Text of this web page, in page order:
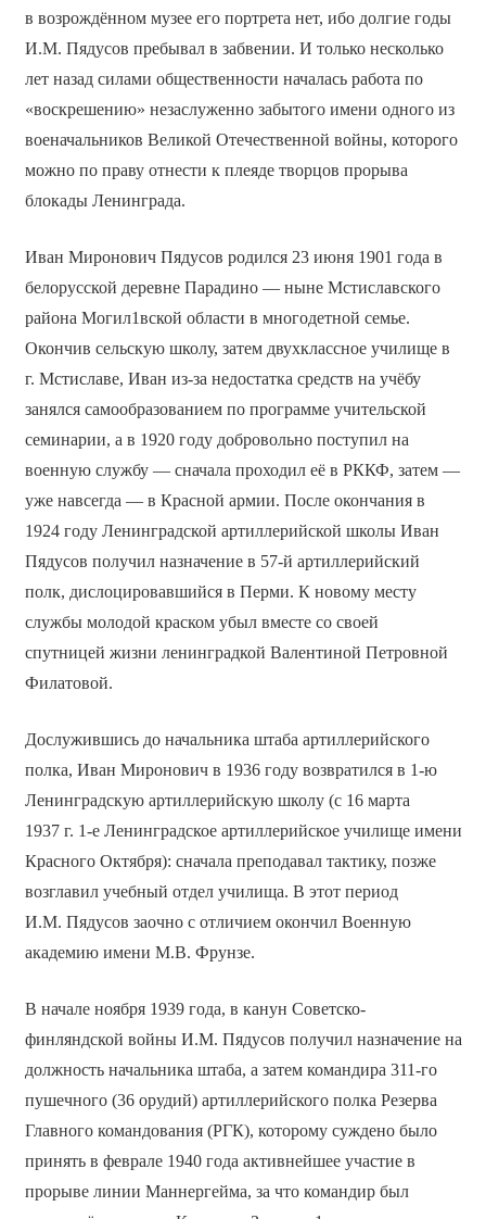
в возрождённом музее его портрета нет, ибо долгие годы
И.М. Пядусов пребывал в забвении. И только несколько
лет назад силами общественности началась работа по
«воскрешению» незаслуженно забытого имени одного из
военачальников Великой Отечественной войны, которого
можно по праву отнести к плеяде творцов прорыва
блокады Ленинграда.
Иван Миронович Пядусов родился 23 июня 1901 года в
белорусской деревне Парадино — ныне Мстиславского
района Могил1вской области в многодетной семье.
Окончив сельскую школу, затем двухклассное училище в
г. Мстиславе, Иван из-за недостатка средств на учёбу
занялся самообразованием по программе учительской
семинарии, а в 1920 году добровольно поступил на
военную службу — сначала проходил её в РККФ, затем —
уже навсегда — в Красной армии. После окончания в
1924 году Ленинградской артиллерийской школы Иван
Пядусов получил назначение в 57-й артиллерийский
полк, дислоцировавшийся в Перми. К новому месту
службы молодой краском убыл вместе со своей
спутницей жизни ленинградкой Валентиной Петровной
Филатовой.
Дослужившись до начальника штаба артиллерийского
полка, Иван Миронович в 1936 году возвратился в 1-ю
Ленинградскую артиллерийскую школу (с 16 марта
1937 г. 1-е Ленинградское артиллерийское училище имени
Красного Октября): сначала преподавал тактику, позже
возглавил учебный отдел училища. В этот период
И.М. Пядусов заочно с отличием окончил Военную
академию имени М.В. Фрунзе.
В начале ноября 1939 года, в канун Советско-
финляндской войны И.М. Пядусов получил назначение на
должность начальника штаба, а затем командира 311-го
пушечного (36 орудий) артиллерийского полка Резерва
Главного командования (РГК), которому суждено было
принять в феврале 1940 года активнейшее участие в
прорыве линии Маннергейма, за что командир был